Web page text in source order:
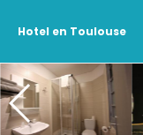
Hotel en Toulouse